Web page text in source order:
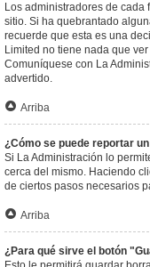
Los administradores de
sitio. Si ha quebrantado
recuerde que esta es una
Limited no tiene nada que
Comuníquese con La
advertido.
Arriba
¿Cómo se puede reportar
Si La Administración lo
cerca del mismo. Haciendo
de ciertos pasos necesarios
Arriba
¿Para qué sirve el botón